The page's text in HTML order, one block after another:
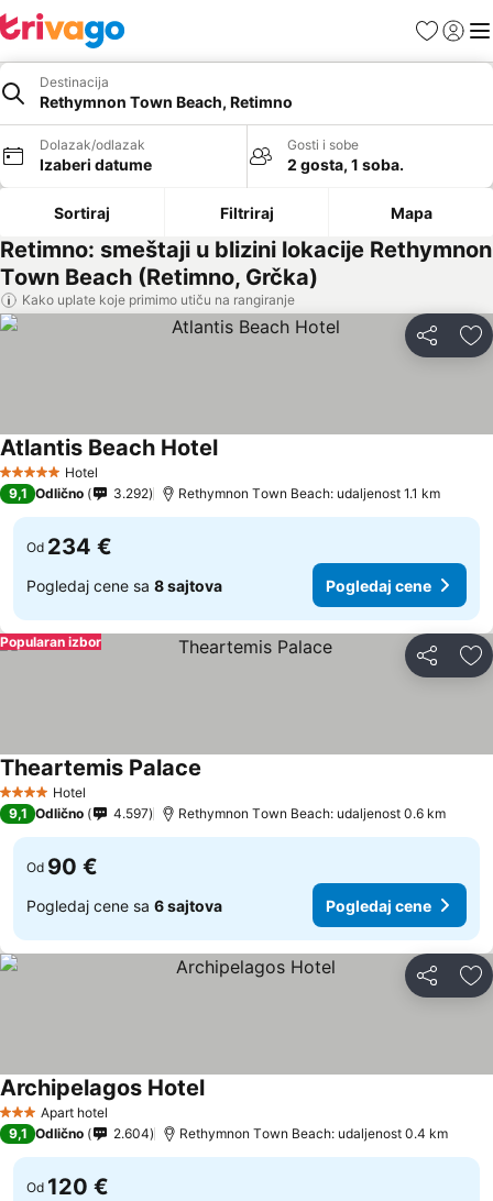
FavoritiPrijavi
Destinacija
Rethymnon Τown Beach, Retimno
Dolazak/odlazak
Izaberi datume
Gosti i sobe
2 gosta, 1 soba.
Sortiraj Filtriraj Mapa
Retimno: smeštaji u blizini lokacije Rethymnon
Τown Beach (Retimno, Grčka)
Kako uplate koje primimo utiču na rangiranje
Deli
5 ZvezdiceHotel
Atlantis Beach Hotel
9,1 Odlično 3.292 Rethymnon Τown Beach: udaljenost 1.1 km
Od 234 €
Pogledaj cene sa 8 sajtova Pogledaj cene
Deli
Popularan izbor
4 ZvezdiceHotel
Theartemis Palace
9,1 Odlično 4.597 Rethymnon Τown Beach: udaljenost 0.6 km
Od 90 €
Pogledaj cene sa 6 sajtova Pogledaj cene
Deli
3 ZvezdiceApart hotel
Archipelagos Hotel
9,1 Odlično 2.604 Rethymnon Τown Beach: udaljenost 0.4 km
Od 120 €